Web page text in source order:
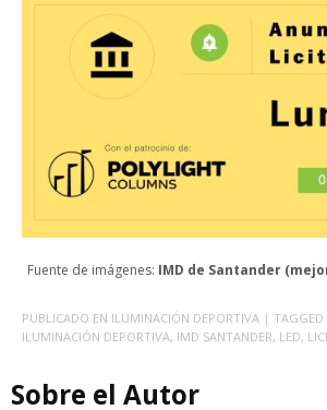
Fuente de imágenes: IMD de Santander
PUBLICADO EN ILUMINACIÓN DEPORTIVA | TAGGED
ILUMINACIÓN DEPORTIVA, IMD SANTANDER, LED,
Sobre el Autor